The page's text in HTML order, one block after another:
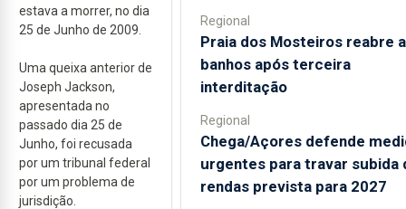
estava a morrer, no dia
25 de Junho de 2009.
Uma queixa anterior de
Joseph Jackson,
apresentada no
passado dia 25 de
Junho, foi recusada
por um tribunal federal
por um problema de
jurisdição.
Regional
Praia dos Mosteiros reabre a
banhos após terceira
interditação
Regional
Chega/Açores defende
urgentes para travar subida
rendas prevista para 2027